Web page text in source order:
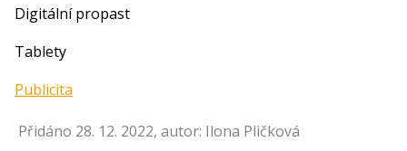
Digitální propast
Tablety
Publicita
Přidáno 28. 12. 2022, autor: Ilona Pličková